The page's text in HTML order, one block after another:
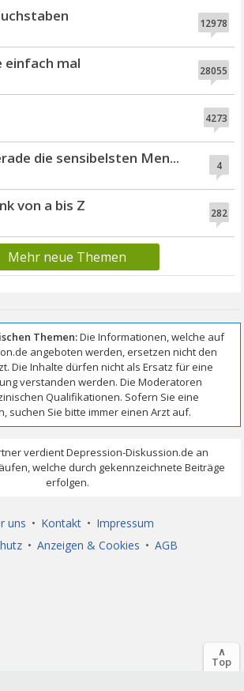
12978
28055
einfach mal
4273
4
die sensibelsten Men...
282
von a bis Z
Mehr neue Themen
uns • Kontakt • Impressum
• Anzeigen & Cookies • AGB
∧
Top